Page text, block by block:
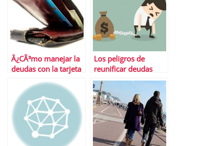
Â¿CÃ³mo manejar la
deudas con la tarjeta
Los peligros de
reunificar deudas